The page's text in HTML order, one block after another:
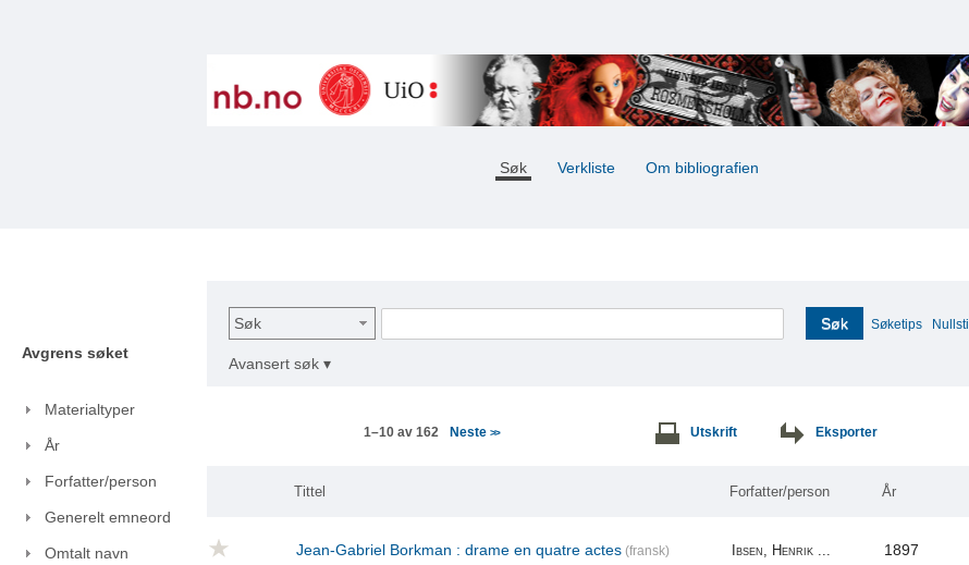
Søk Verkliste Om bibliografien
Avgrens søket
Materialtyper
År
Forfatter/person
Generelt emneord
Omtalt navn
Søk Søk Søketips Nullstill
Avansert søk ▾
1–10 av 162 Neste >> Utskrift Eksporter
Tittel Forfatter/person År
Jean-Gabriel Borkman : drame en quatre actes (fransk) Ibsen, Henrik ... 1897